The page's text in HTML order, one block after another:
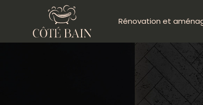
Rénovation et